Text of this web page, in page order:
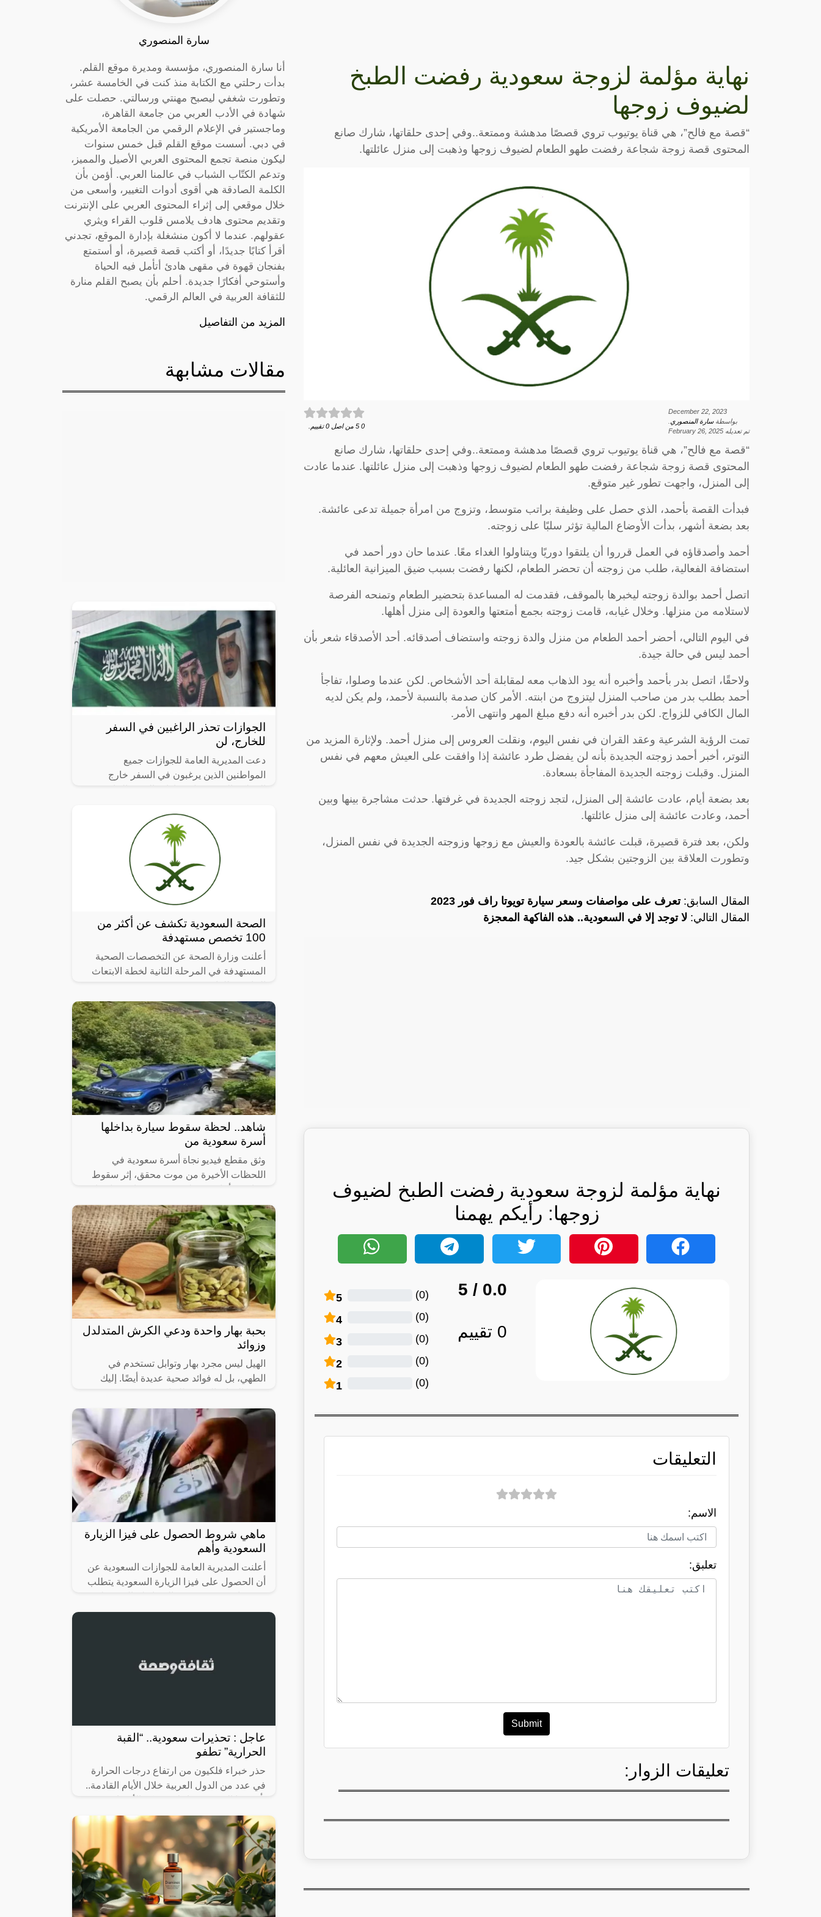
نهاية مؤلمة لزوجة سعودية رفضت الطبخ
لضيوف زوجها
“قصة مع فالح”، هي قناة يوتيوب تروي قصصًا مدهشة وممتعة..وفي إحدى حلقاتها، شارك صانع
المحتوى قصة زوجة شجاعة رفضت طهو الطعام لضيوف زوجها وذهبت إلى منزل عائلتها.
December 22, 2023
بواسطةسارة المنصوري
تم تعديله February 26, 2025
0
5 من اصل 0 تقييم.
“قصة مع فالح”، هي قناة يوتيوب تروي قصصًا مدهشة وممتعة..وفي إحدى حلقاتها، شارك صانع
المحتوى قصة زوجة شجاعة رفضت طهو الطعام لضيوف زوجها وذهبت إلى منزل عائلتها. عندما عادت
إلى المنزل، واجهت تطور غير متوقع.
فبدأت القصة بأحمد، الذي حصل على وظيفة براتب متوسط، وتزوج من امرأة جميلة تدعى عائشة.
بعد بضعة أشهر، بدأت الأوضاع المالية تؤثر سلبًا على زوجته.
أحمد وأصدقاؤه في العمل قرروا أن يلتقوا دوريًا ويتناولوا الغداء معًا. عندما حان دور أحمد في
استضافة الفعالية، طلب من زوجته أن تحضر الطعام، لكنها رفضت بسبب ضيق الميزانية العائلية.
اتصل أحمد بوالدة زوجته ليخبرها بالموقف، فقدمت له المساعدة بتحضير الطعام وتمنحه الفرصة
لاستلامه من منزلها. وخلال غيابه، قامت زوجته بجمع أمتعتها والعودة إلى منزل أهلها.
في اليوم التالي، أحضر أحمد الطعام من منزل والدة زوجته واستضاف أصدقائه. أحد الأصدقاء شعر بأن
أحمد ليس في حالة جيدة.
ولاحقًا، اتصل بدر بأحمد وأخبره أنه يود الذهاب معه لمقابلة أحد الأشخاص. لكن عندما وصلوا، تفاجأ
أحمد بطلب بدر من صاحب المنزل ليتزوج من ابنته. الأمر كان صدمة بالنسبة لأحمد، ولم يكن لديه
المال الكافي للزواج. لكن بدر أخبره أنه دفع مبلغ المهر وانتهى الأمر.
تمت الرؤية الشرعية وعقد القران في نفس اليوم، ونقلت العروس إلى منزل أحمد. ولإثارة المزيد من
التوتر، أخبر أحمد زوجته الجديدة بأنه لن يفضل طرد عائشة إذا وافقت على العيش معهم في نفس
المنزل. وقبلت زوجته الجديدة المفاجأة بسعادة.
بعد بضعة أيام، عادت عائشة إلى المنزل، لتجد زوجته الجديدة في غرفتها. حدثت مشاجرة بينها وبين
أحمد، وعادت عائشة إلى منزل عائلتها.
ولكن، بعد فترة قصيرة، قبلت عائشة بالعودة والعيش مع زوجها وزوجته الجديدة في نفس المنزل،
وتطورت العلاقة بين الزوجتين بشكل جيد.
المقال السابق:تعرف على مواصفات وسعر سيارة تويوتا راف فور 2023
المقال التالي: لا توجد إلا في السعودية.. هذه الفاكهة المعجزة
نهاية مؤلمة لزوجة سعودية رفضت الطبخ لضيوف
زوجها: رأيكم يهمنا
0.0
/ 5
0 تقييم
5 (
0
)
4 (
0
)
3 (
0
)
2 (
0
)
1 (
0
)
التعليقات
الاسم:
تعلبق:
Submit
تعليقات الزوار:
سارة المنصوري
أنا سارة المنصوري، مؤسسة ومديرة موقع القلم.
بدأت رحلتي مع الكتابة منذ كنت في الخامسة عشر،
وتطورت شغفي ليصبح مهنتي ورسالتي. حصلت على
شهادة في الأدب العربي من جامعة القاهرة،
وماجستير في الإعلام الرقمي من الجامعة الأمريكية
في دبي. أسست موقع القلم قبل خمس سنوات
ليكون منصة تجمع المحتوى العربي الأصيل والمميز،
وتدعم الكتّاب الشباب في عالمنا العربي. أؤمن بأن
الكلمة الصادقة هي أقوى أدوات التغيير، وأسعى من
خلال موقعي إلى إثراء المحتوى العربي على الإنترنت
وتقديم محتوى هادف يلامس قلوب القراء ويثري
عقولهم. عندما لا أكون منشغلة بإدارة الموقع، تجدني
أقرأ كتابًا جديدًا، أو أكتب قصة قصيرة، أو أستمتع
بفنجان قهوة في مقهى هادئ أتأمل فيه الحياة
وأستوحي أفكارًا جديدة. أحلم بأن يصبح القلم منارة
للثقافة العربية في العالم الرقمي.
المزيد من التفاصيل
مقالات مشابهة
الجوازات تحذر الراغبين في السفر
للخارج، لن
دعت المديرية العامة للجوازات جميع
المواطنين الذين يرغبون في السفر خارج
الصحة السعودية تكشف عن أكثر من
100 تخصص مستهدفة
أعلنت وزارة الصحة عن التخصصات الصحية
المستهدفة في المرحلة الثانية لخطة الابتعاث
شاهد.. لحظة سقوط سيارة بداخلها
أسرة سعودية من
وثق مقطع فيديو نجاة أسرة سعودية في
اللحظات الأخيرة من موت محقق، إثر سقوط
في مدينة طرابزون التركية.
بحبة بهار واحدة ودعي الكرش المتدلدل
وزوائد
الهيل ليس مجرد بهار وتوابل تستخدم في
الطهي، بل له فوائد صحية عديدة أيضًا. إليك
ماهي شروط الحصول على فيزا الزيارة
السعودية وأهم
أعلنت المديرية العامة للجوازات السعودية عن
أن الحصول على فيزا الزيارة السعودية يتطلب
كل من يرغب بالقدوم إلى الأراضي
عاجل : تحذيرات سعودية.. “القبة
الحرارية” تطفو
حذر خبراء فلكيون من ارتفاع درجات الحرارة
في عدد من الدول العربية خلال الأيام القادمة..
السعودي استمرار تأثير ارتفاع